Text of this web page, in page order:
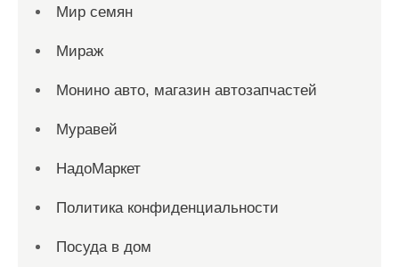
Мир семян
Мираж
Монино авто, магазин автозапчастей
Муравей
НадоМаркет
Политика конфиденциальности
Посуда в дом